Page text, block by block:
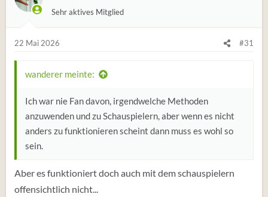
r
n
t
t
Sehr aktives Mitglied
22 Mai 2026 #31
wanderer meinte:
Ich war nie Fan davon, irgendwelche Methoden
anzuwenden und zu Schauspielern, aber wenn es nicht
anders zu funktionieren scheint dann muss es wohl so
sein.
Aber es funktioniert doch auch mit dem schauspielern
offensichtlich nicht...